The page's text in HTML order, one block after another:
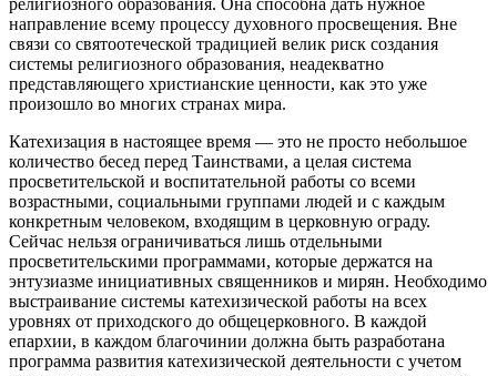
направление всему процессу духовного просвещения. Вне
связи со святоотеческой традицией велик риск создания
системы религиозного образования, неадекватно
представляющего христианские ценности, как это уже
произошло во многих странах мира.
Катехизация в настоящее время — это не просто небольшое
количество бесед перед Таинствами, а целая система
просветительской и воспитательной работы со всеми
возрастными, социальными группами людей и с каждым
конкретным человеком, входящим в церковную ограду.
Сейчас нельзя ограничиваться лишь отдельными
просветительскими программами, которые держатся на
энтузиазме инициативных священников и мирян. Необходимо
выстраивание системы катехизической работы на всех
уровнях от приходского до общецерковного. В каждой
епархии, в каждом благочинии должна быть разработана
программа развития катехизической деятельности с учетом